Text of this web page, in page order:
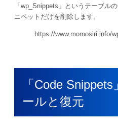
「wp_Snippets」というテーブル
ニペットだけを削除します。
https://www.momosiri.info/
「Code
ールと復元